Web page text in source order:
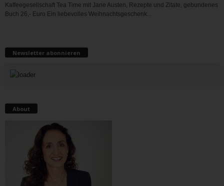
Kaffeegesellschaft Tea Time mit Jane Austen, Rezepte und Zitate, gebundenes
Buch 26,- Euro Ein liebevolles Weihnachtsgeschenk...
Newsletter abonnieren
About